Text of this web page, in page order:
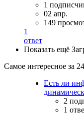
1
02 апр.
149
1
ответ
Показать ещё
Самое интересное за
Есть ли
2
1